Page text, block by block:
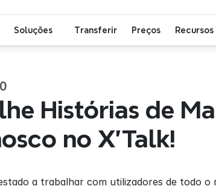
Histórias de
no X'Talk!
a trabalhar com utilizadores de todo
Soluções Transferir Preços Recursos